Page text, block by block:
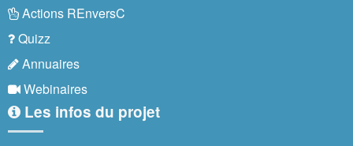
Actions REnversC
Quizz
Annuaires
Webinaires
Les infos du projet